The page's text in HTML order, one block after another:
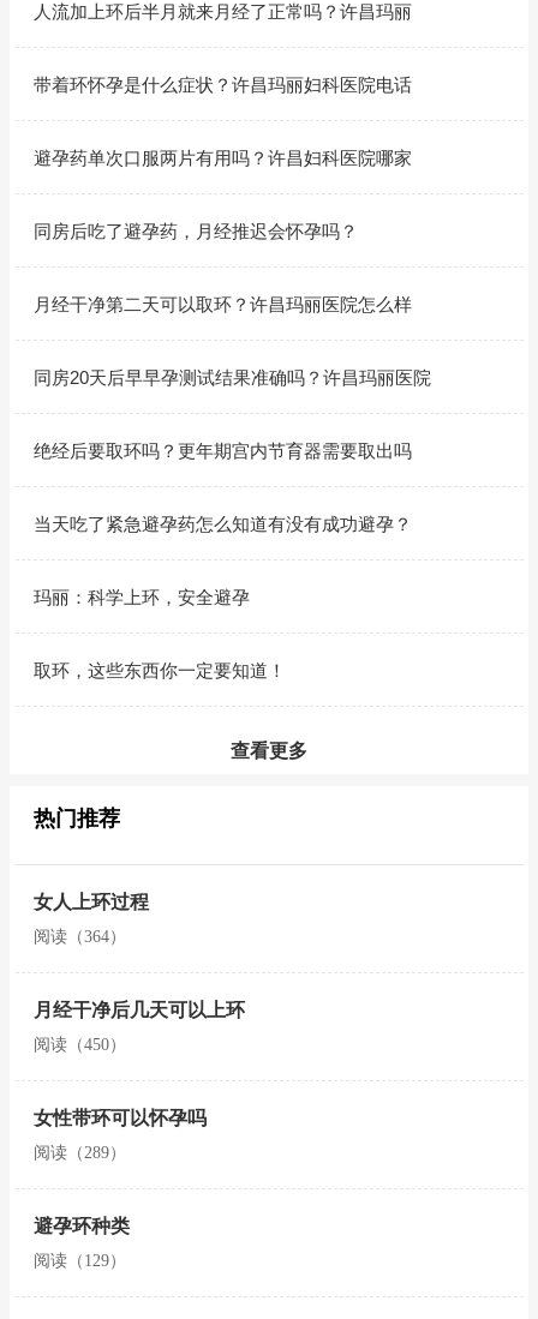
人流加上环后半月就来月经了正常吗？许昌玛丽
带着环怀孕是什么症状？许昌玛丽妇科医院电话
避孕药单次口服两片有用吗？许昌妇科医院哪家
同房后吃了避孕药，月经推迟会怀孕吗？
月经干净第二天可以取环？许昌玛丽医院怎么样
同房20天后早早孕测试结果准确吗？许昌玛丽医院
绝经后要取环吗？更年期宫内节育器需要取出吗
当天吃了紧急避孕药怎么知道有没有成功避孕？
玛丽：科学上环，安全避孕
取环，这些东西你一定要知道！
查看更多
热门推荐
女人上环过程
阅读（364）
月经干净后几天可以上环
阅读（450）
女性带环可以怀孕吗
阅读（289）
避孕环种类
阅读（129）